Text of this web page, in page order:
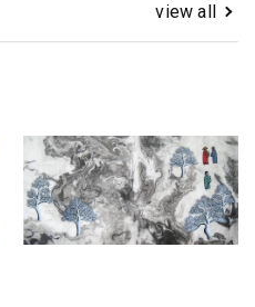
view all